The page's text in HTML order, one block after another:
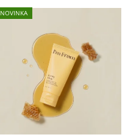
NOVINKA